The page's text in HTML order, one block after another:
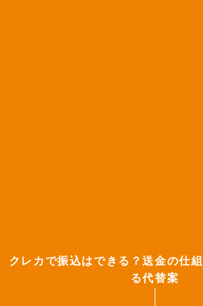
クレカで振込はできる？送金の仕
る代替案